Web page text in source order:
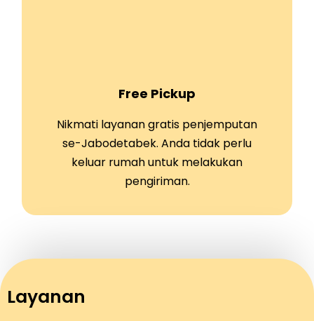
Free Pickup
Nikmati layanan gratis penjemputan
se-Jabodetabek. Anda tidak perlu
keluar rumah untuk melakukan
pengiriman.
Layanan